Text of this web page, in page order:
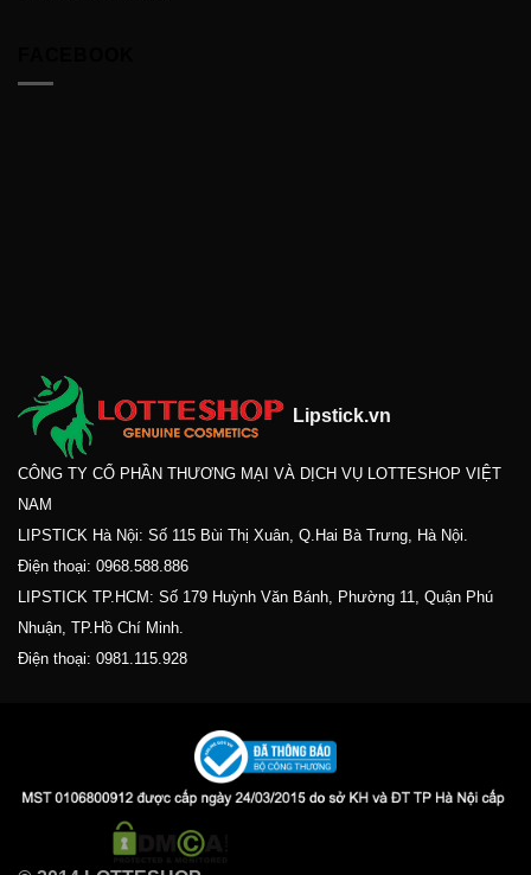
Lipstick.vn
CÔNG TY CỔ PHẦN THƯƠNG MẠI VÀ DỊCH VỤ LOTTESHOP VIỆT
NAM
LIPSTICK Hà Nội: Số 115 Bùi Thị Xuân, Q.Hai Bà Trưng, Hà Nội.
Điện thoại: 0968.588.886
LIPSTICK TP.HCM: Số 179 Huỳnh Văn Bánh, Phường 11, Quận Phú
Nhuận, TP.Hồ Chí Minh.
Điện thoại: 0981.115.928